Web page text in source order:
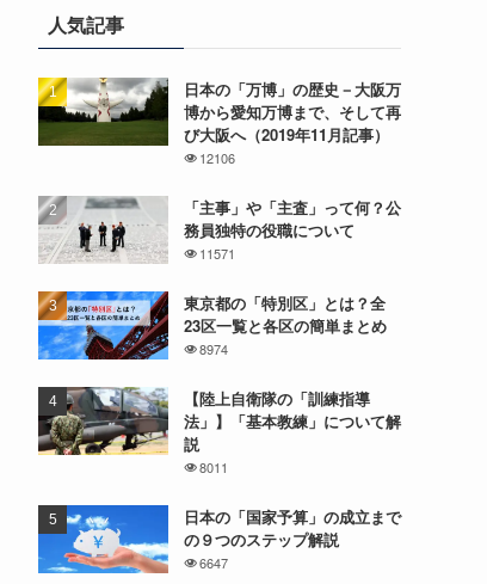
人気記事
日本の「万博」の歴史－大阪万
博から愛知万博まで、そして再
び大阪へ（2019年11月記事）
12106
「主事」や「主査」って何？公
務員独特の役職について
11571
東京都の「特別区」とは？全
23区一覧と各区の簡単まとめ
8974
【陸上自衛隊の「訓練指導
法」】「基本教練」について解
説
8011
日本の「国家予算」の成立まで
の９つのステップ解説
6647